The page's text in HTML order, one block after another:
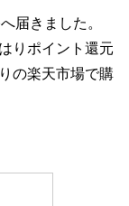
届きました。
りポイント還元
の楽天市場で購